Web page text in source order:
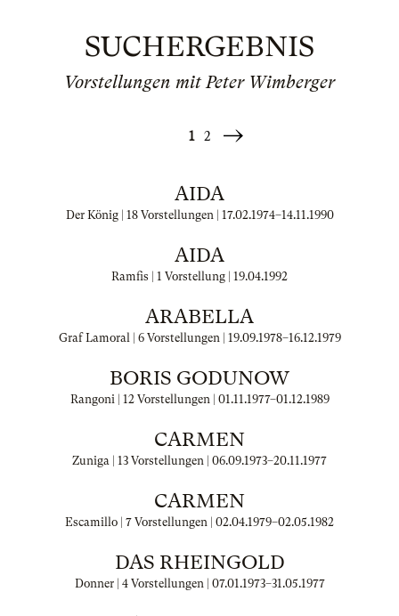
SUCHERGEBNIS
Vorstellungen mit Peter Wimberger
1 2
Weiter
AIDA
Der König | 18 Vorstellungen | 17.02.1974–14.11.1990
AIDA
Ramfis | 1 Vorstellung | 19.04.1992
ARABELLA
Graf Lamoral | 6 Vorstellungen | 19.09.1978–16.12.1979
BORIS GODUNOW
Rangoni | 12 Vorstellungen | 01.11.1977–01.12.1989
CARMEN
Zuniga | 13 Vorstellungen | 06.09.1973–20.11.1977
CARMEN
Escamillo | 7 Vorstellungen | 02.04.1979–02.05.1982
DAS RHEINGOLD
Donner | 4 Vorstellungen | 07.01.1973–31.05.1977